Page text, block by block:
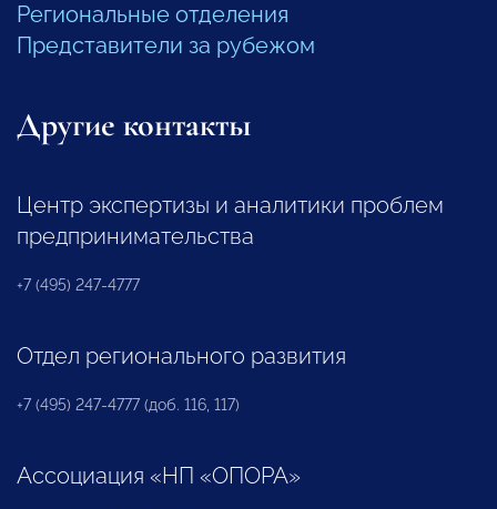
Региональные отделения
Представители за рубежом
Другие контакты
Центр экспертизы и аналитики проблем
предпринимательства
+7 (495) 247-4777
Отдел регионального развития
+7 (495) 247-4777 (доб. 116, 117)
Ассоциация «НП «ОПОРА»